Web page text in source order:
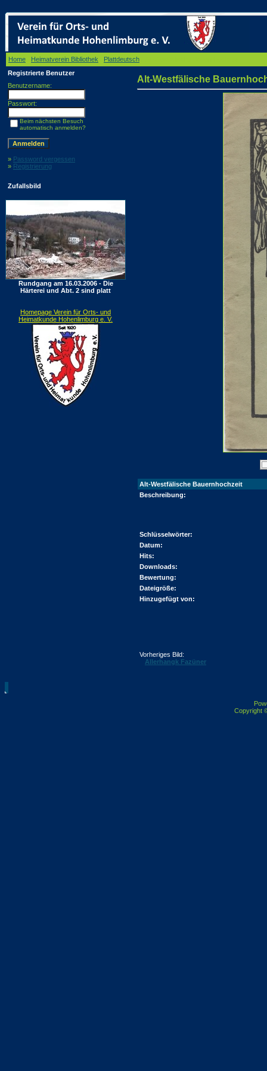
Home Heimatverein Bibliothek Plattdeutsch
Registrierte Benutzer
Benutzername:
Passwort:
Beim nächsten Besuch
automatisch anmelden?
» Password vergessen
» Registrierung
Zufallsbild
Rundgang am 16.03.2006 - Die
Härterei und Abt. 2 sind platt
Homepage Verein für Orts- und
Heimatkunde Hohenlimburg e. V.
Alt-Westfälische
Alt-Westfälische Bauernhochzeit
Beschreibung:
Schlüsselwörter:
Datum:
Hits:
Downloads:
Bewertung:
Dateigröße:
Hinzugefügt von:
Vorheriges Bild:
Allerhangk Fazüner
Copyright